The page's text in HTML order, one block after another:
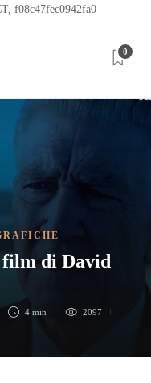
f08c47fec0942fa0
0
di David
4 min 2097